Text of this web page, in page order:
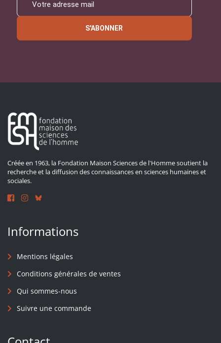
S'ABONNER
Créée en 1963, la Fondation Maison Sciences de l'Homme soutient la
recherche et la diffusion des connaissances en sciences humaines et
sociales.
Informations
Mentions légales
Conditions générales de ventes
Qui sommes-nous
Suivre une commande